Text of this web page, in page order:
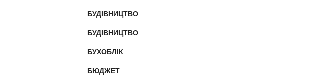
БУДІВНИЦТВО
БУДІВНИЦТВО
БУХОБЛІК
БЮДЖЕТ